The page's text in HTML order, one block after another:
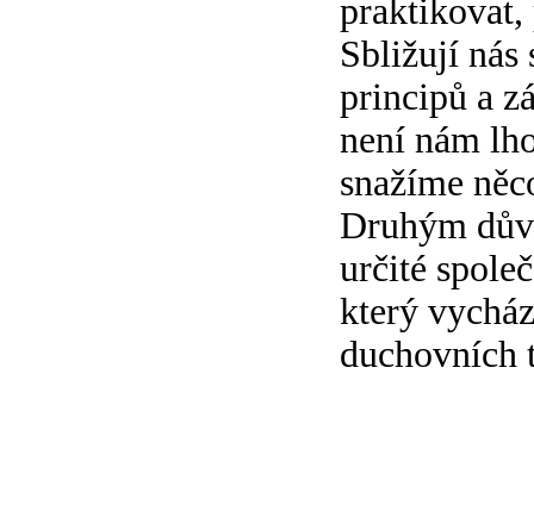
praktikovat,
Sbližují nás
principů a
není nám
snažíme
Druhým
určité
který
duchovních